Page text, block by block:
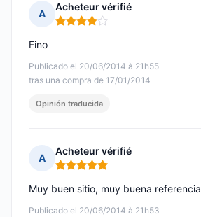
A
Acheteur vérifié
Nota: 4 de 5
Publicado el 20/06/2014 à 21h55
tras una compra de 17/01/2014
Fino
Opinión traducida
A
Acheteur vérifié
Nota: 5 de 5
Publicado el 20/06/2014 à 21h53
Muy buen sitio, muy buena referencia